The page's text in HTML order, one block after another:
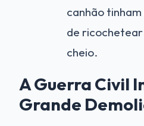
canhão
de
cheio.
A Guerra Civil
Grande